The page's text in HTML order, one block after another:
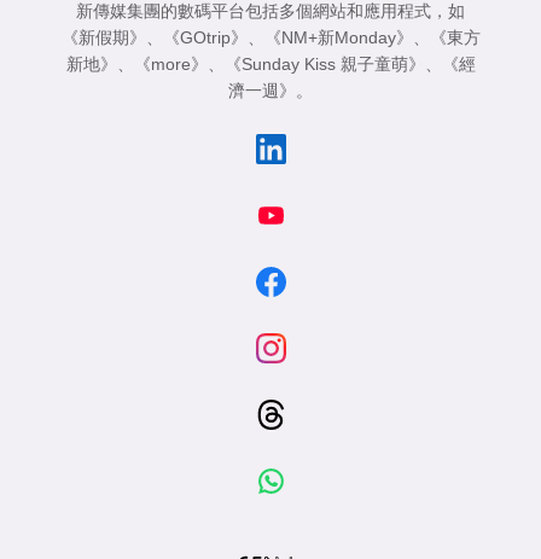
新傳媒集團的數碼平台包括多個網站和應用程式，如
《新假期》
《GOtrip》 《NM+新Monday》
《東方
新地》
《more》 《Sunday Kiss 親子童萌》
《經
濟一週》
。